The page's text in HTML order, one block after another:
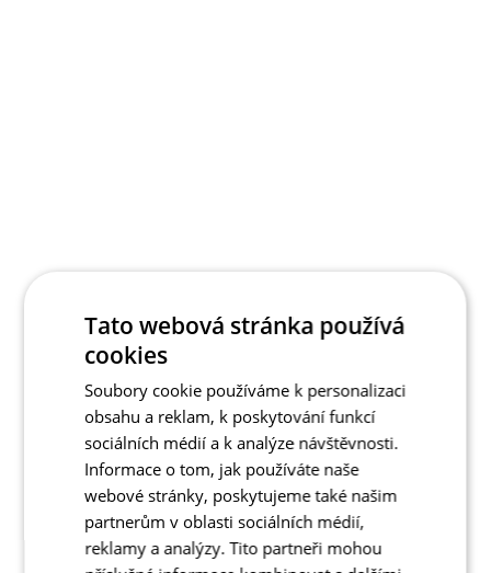
Tato webová stránka používá
cookies
Soubory cookie používáme k personalizaci
obsahu a reklam, k poskytování funkcí
sociálních médií a k analýze návštěvnosti.
Informace o tom, jak používáte naše
webové stránky, poskytujeme také našim
partnerům v oblasti sociálních médií,
reklamy a analýzy. Tito partneři mohou